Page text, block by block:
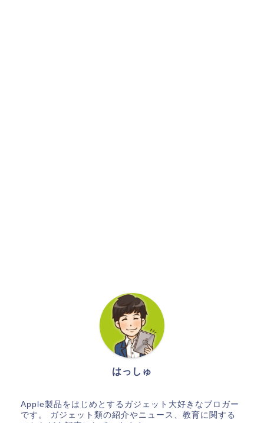
はっしゅ
Apple製品をはじめとするガジェット大好きなブロガー
です。 ガジェット類の紹介やニュース、教育に関する